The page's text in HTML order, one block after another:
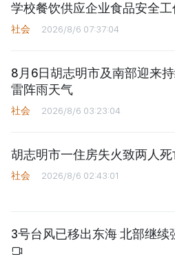
学校餐饮供应企业食品安全工
社会 2026/8/6 07:37:04
8月6日胡志明市及南部迎来
雷阵雨天气
社会 2026/8/6 03:23:04
胡志明市一住房失火致两人死
社会 2026/8/6 02:43:01
3号台风已移出东海 北部继续